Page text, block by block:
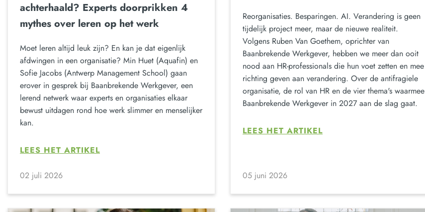
achterhaald? Experts doorprikken 4
mythes over leren op het werk
Moet leren altijd leuk zijn? En kan je dat eigenlijk
afdwingen in een organisatie? Min Huet (Aquafin) en
Sofie Jacobs (Antwerp Management School) gaan
erover in gesprek bij Baanbrekende Werkgever, een
lerend netwerk waar experts en organisaties elkaar
bewust uitdagen rond hoe werk slimmer en menselijker
kan.
LEES HET ARTIKEL
02 juli 2026
Reorganisaties. Besparingen. AI. Verandering is geen
tijdelijk project meer, maar de nieuwe realiteit.
Volgens Ruben Van Goethem, oprichter van
Baanbrekende Werkgever, hebben we meer dan ooit
nood aan HR-professionals die hun voet zetten en mee
richting geven aan verandering. Over de antifragiele
organisatie, de rol van HR en de vier thema's waarmee
Baanbrekende Werkgever in 2027 aan de slag gaat.
LEES HET ARTIKEL
05 juni 2026